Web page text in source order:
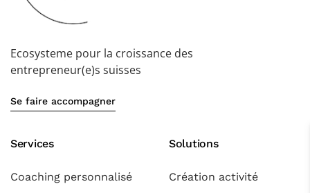
Ecosysteme pour la croissance des
entrepreneur(e)s suisses
Se faire accompagner
Services
Coaching personnalisé
Solutions
Création activité